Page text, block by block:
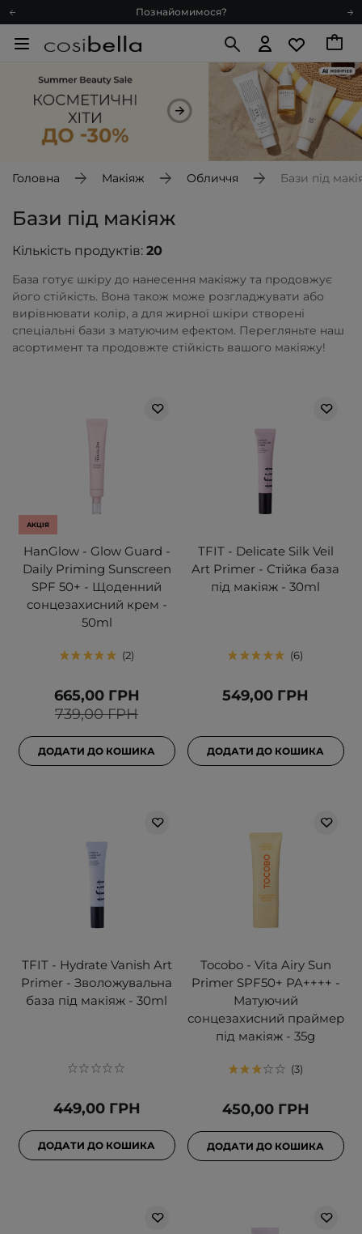
Доставка з любов'ю
Подарункові картки
Рекомендуй нас і отримуй ще більше балів
Запитай косметолога
Доставка з любов'ю
Подарункові картки
Головна Макіяж Обличчя Бази під
Бази під макіяж
Кількість продуктів: 20
База готує шкіру до нанесення макіяжу та продовжує
його стійкість. Вона також може розгладжувати або
вирівнювати колір, а для жирної шкіри створені
спеціальні бази з матуючим ефектом. Перегляньте наш
асортимент та продовжте стійкість вашого макіяжу!
АКЦІЯ
HanGlow - Glow Guard -
Daily Priming Sunscreen
SPF 50+ - Щоденний
сонцезахисний крем -
50ml
2
739,00 ГРН
665,00 ГРН
ДОДАТИ ДО КОШИКА
TFIT - Delicate Silk Veil
Art Primer - Стійка база
під макіяж - 30ml
6
549,00 ГРН
ДОДАТИ ДО КОШИКА
TFIT - Hydrate Vanish Art
Primer - Зволожувальна
база під макіяж - 30ml
449,00 ГРН
ДОДАТИ ДО КОШИКА
Tocobo - Vita Airy Sun
Primer SPF50+ PA++++ -
Матуючий
сонцезахисний праймер
під макіяж - 35g
3
450,00 ГРН
ДОДАТИ ДО КОШИКА